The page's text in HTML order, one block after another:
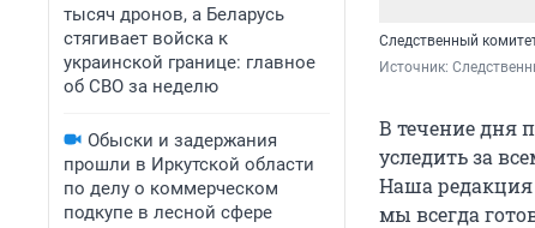
тысяч дронов, а Беларусь
стягивает войска к
украинской границе: главное
об СВО за неделю
Обыски и задержания
прошли в Иркутской области
по делу о коммерческом
подкупе в лесной сфере
Следственный
Источник:
В течение дня
уследить за
Наша редакция
мы всегда